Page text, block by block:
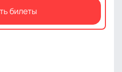
билеты